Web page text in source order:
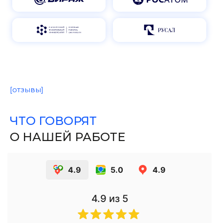
[отзывы]
ЧТО ГОВОРЯТ
О НАШЕЙ РАБОТЕ
4.9 5.0 4.9
4.9 из 5